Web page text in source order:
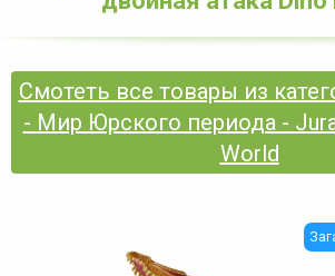
Смотеть все товары из
- Мир Юрского периода -
World